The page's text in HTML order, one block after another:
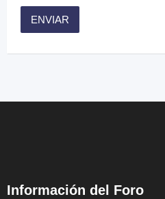
Información del Foro